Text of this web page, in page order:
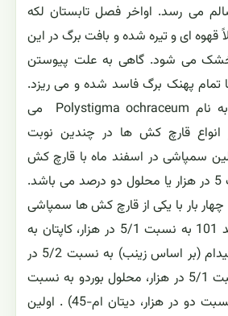
می رسد. اواخر فصل تابستان لکه
قهوه ای و تیره شده و بافت برگ در این
می شود. گاهی به علت پیوستن
تمام پهنک برگ فاسد شده و می ریزد.
عامل بیماری قارچی به نام Polystigma ochraceum می
انواع قارچ کش ها در چندین نوبت
سمپاشی در اسفند ماه با قارچ کش
کاسید 101 به نسبت 5 در هزار یا محلول دو درصد می باشد.
بار با یکی از قارچ کش ها سمپاشی
می گردند. (مثل کاسد 101 به نسبت 5/1 در هزار، کاپتان به
نسبت 3 در هزار، پولیدام (بر اساس زینب) به نسبت 5/2 در
هزار، ملپرکس به نسبت 5/1 در هزار، محلول بوردو به نسبت
یک درصد، زیرام به نسبت دو در هزار، دیتان ام-45) . اولین